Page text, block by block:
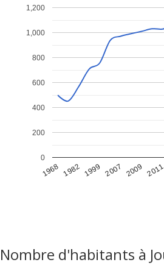
1968 1982 1999 2007 2009 2011
0
200
400
600
800
1,000
1,200
Nombre d'habitants à